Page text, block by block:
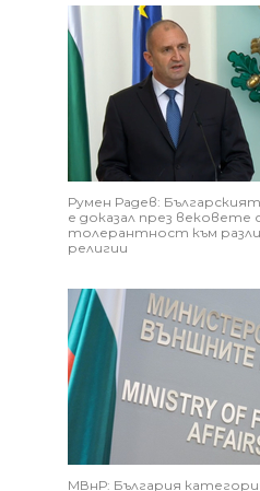
Румен Радев:
е доказал през вековете
толерантност към
религии
МВнР: България